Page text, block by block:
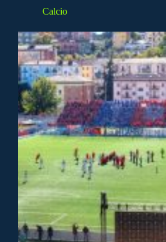
Calcio